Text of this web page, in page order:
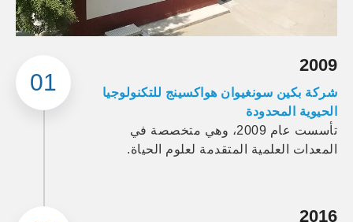
01
2009
شركة بكين سونغيوان هواكسينج للتكنولوجيا
الحيوية المحدودة
تأسست عام 2009، وهي متخصصة في
المعدات العلمية المتقدمة لعلوم الحياة.​​​​​​​
2016